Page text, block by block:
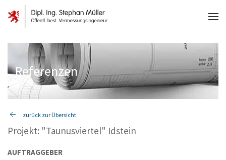
Referenzen
zurück zur Übersicht
Projekt: "Taunusviertel" Idstein
AUFTRAGGEBER